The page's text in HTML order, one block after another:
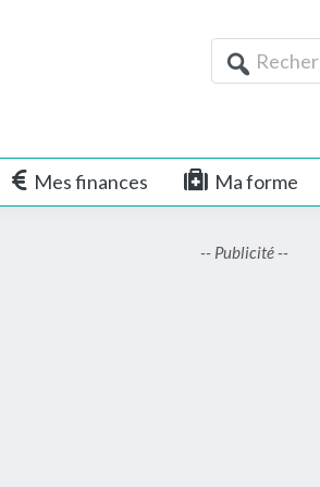
Rechercher
une
Mes finances Ma forme
-- Publicité --